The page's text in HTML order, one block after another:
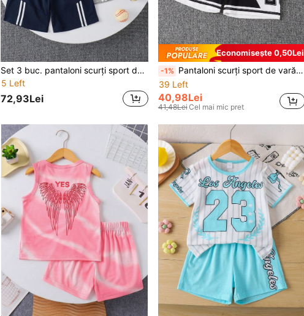
Set 3 buc. pantaloni scurți sport de vară pentru băieți, pantaloni sport cu imprimeu grafic și blocuri de culoare pentru fotbal, baschet, ciclism, ținute casual
5 Left
72,93Lei
Economisește 0,50Lei
-1% Pantaloni scurți sport de vară pentru băieți, 1 buc., cu imprimeu Chicago, pentru copii mari, potriviți pentru fotbal, baschet, ciclism, sporturi casual
39 Left
40,98Lei
41,48LeiCel mai mic pret